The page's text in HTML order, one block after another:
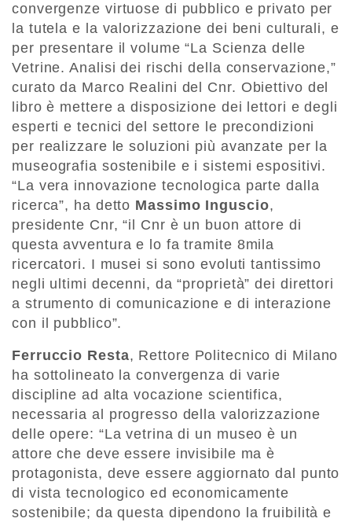
convergenze virtuose di pubblico e privato per
la tutela e la valorizzazione dei beni culturali, e
per presentare il volume “La Scienza delle
Vetrine. Analisi dei rischi della conservazione,”
curato da Marco Realini del Cnr. Obiettivo del
libro è mettere a disposizione dei lettori e degli
esperti e tecnici del settore le precondizioni
per realizzare le soluzioni più avanzate per la
museografia sostenibile e i sistemi espositivi.
“La vera innovazione tecnologica parte dalla
ricerca”, ha detto Massimo Inguscio,
presidente Cnr, “il Cnr è un buon attore di
questa avventura e lo fa tramite 8mila
ricercatori. I musei si sono evoluti tantissimo
negli ultimi decenni, da “proprietà” dei direttori
a strumento di comunicazione e di interazione
con il pubblico”.
Ferruccio Resta, Rettore Politecnico di Milano
ha sottolineato la convergenza di varie
discipline ad alta vocazione scientifica,
necessaria al progresso della valorizzazione
delle opere: “La vetrina di un museo è un
attore che deve essere invisibile ma è
protagonista, deve essere aggiornato dal punto
di vista tecnologico ed economicamente
sostenibile; da questa dipendono la fruibilità e